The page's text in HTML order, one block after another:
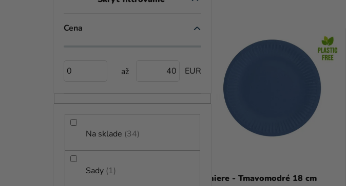
A
Cena
0 40
Na sklade 34
Sady 1
V
I
S
Hélium párty set - Kapitán Amerika Taniere - Tmavomodré 18 cm